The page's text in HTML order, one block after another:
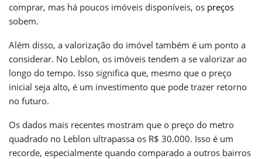
comprar, mas há poucos imóveis disponíveis, os preços
sobem.
Além disso, a valorização do imóvel também é um ponto a
considerar. No Leblon, os imóveis tendem a se valorizar ao
longo do tempo. Isso significa que, mesmo que o preço
inicial seja alto, é um investimento que pode trazer retorno
no futuro.
Os dados mais recentes mostram que o preço do metro
quadrado no Leblon ultrapassa os R$ 30.000. Isso é um
recorde, especialmente quando comparado a outros bairros